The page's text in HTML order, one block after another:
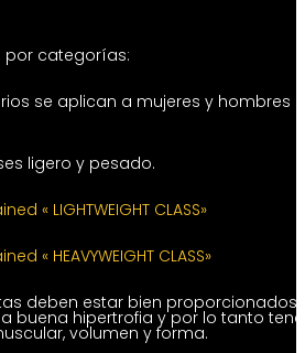
por categorías:
se aplican a mujeres y hombres
ligero y pesado.
« LIGHTWEIGHT CLASS»
« HEAVYWEIGHT CLASS»
deben estar bien proporcionados,
buena hipertrofia y por lo tanto
volumen y forma.